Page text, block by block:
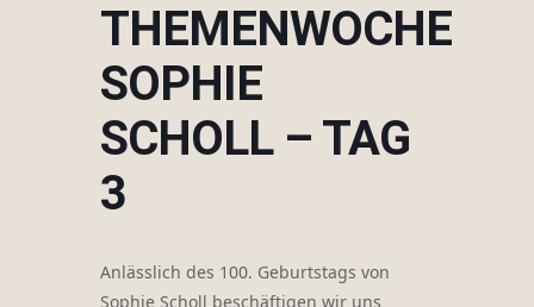
THEMENWOCHE
SOPHIE
SCHOLL – TAG
3
Anlässlich des 100. Geburtstags von
Sophie Scholl beschäftigen wir uns